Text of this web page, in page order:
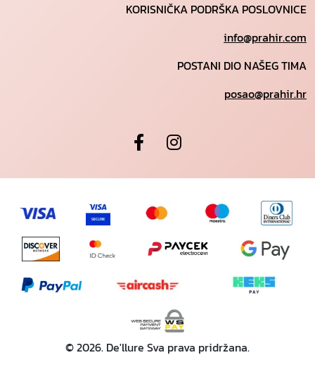
KORISNIČKA PODRŠKA POSLOVNICE
info@prahir.com
POSTANI DIO NAŠEG TIMA
posao@prahir.hr
© 2026. De'llure Sva prava pridržana.